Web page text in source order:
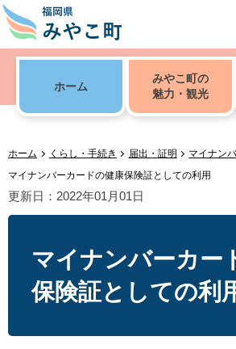
ホーム
みやこ町の
魅力・観光
ホーム くらし・手続き 届出・証明
マイナン
マイナンバーカードの健康保険証としての利用
更新日：2022年01月01日
マイナンバーカー
保険証としての利